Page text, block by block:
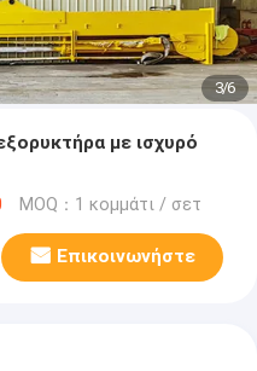
3/6
με ισχυρό
MOQ：1 κομμάτι / σετ
Επικοινωνήστε